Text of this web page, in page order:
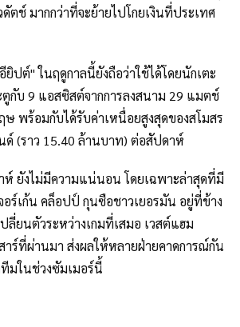
ตช์ มากกว่าที่จะย้ายไปโกยเงินที่ประเทศ
ปต์" ในฤดูกาลนี้ยังถือว่าใช้ได้โดยนักเตะ
กับ 9 แอสซิสต์จากการลงสนาม 29 แมตช์
ษ พร้อมกับได้รับค่าเหนื่อยสูงสุดของสโมสร
(ราว 15.40 ล้านบาท) ต่อสัปดาห์
ยังไม่มีความแน่นอน โดยเฉพาะล่าสุดที่มี
อร์เก้น คล็อปป์ กุนซือชาวเยอรมัน อยู่ที่ข้าง
ลี่ยนตัวระหว่างเกมที่เสมอ เวสต์แฮม
าร์ที่ผ่านมา ส่งผลให้หลายฝ่ายคาดการณ์กัน
มในช่วงซัมเมอร์นี้